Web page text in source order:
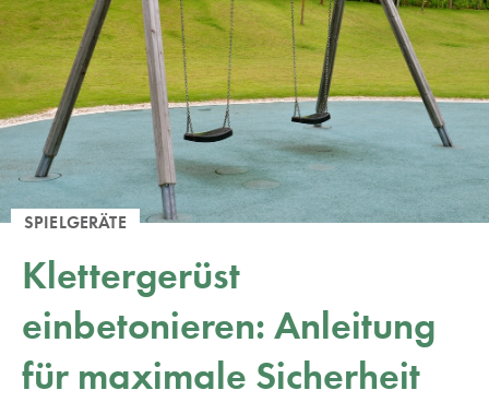
SPIELGERÄTE
Klettergerüst
einbetonieren: Anleitung
für maximale Sicherheit